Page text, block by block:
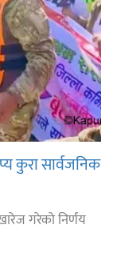
कुरा सार्वजनिक
गरेको निर्णय